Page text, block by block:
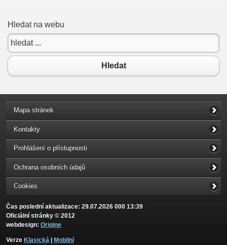
Hledat na webu
Hledat
Mapa stránek
Kontakty
Prohlášení o přístupnosti
Ochrana osobních údajů
Cookies
Čas poslední aktualizace: 29.07.2026 000 13:39
Oficiální stránky © 2012
webdesign: Origine
Verze Klasická Mobilní